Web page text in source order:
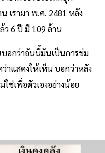
เรามา พ.ศ. 2481 หลัง
ว 6 ปี มี 109 ล้าน
อกว่าอันนี้มันเป็นการข่ม
าแสดงให้เห็น บอกว่าหลัง
ช่เพื่อตัวเองอย่างน้อย